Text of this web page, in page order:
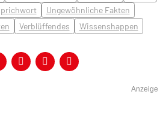
Ungewöhnliche Fakten
Verblüffendes Wissenshappen
Anzeige